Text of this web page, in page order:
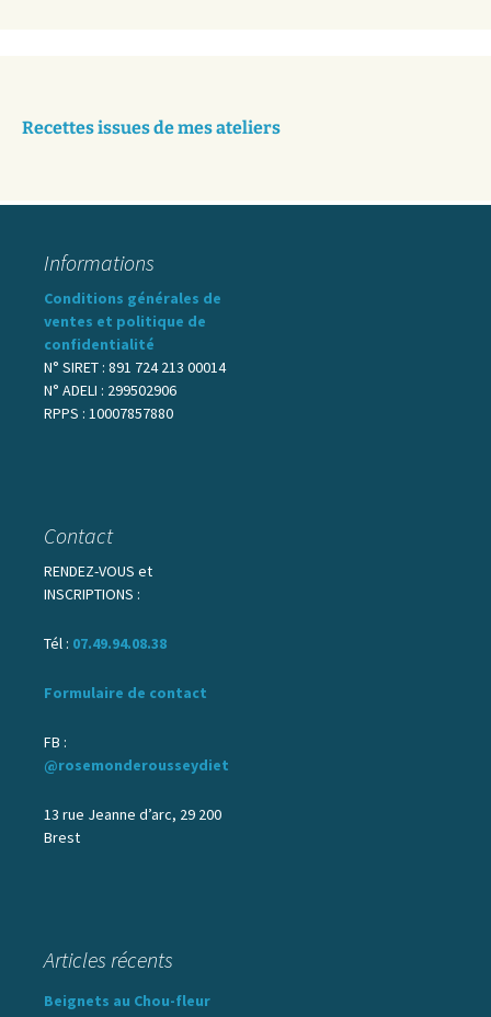
Recettes issues de mes ateliers
Informations
Conditions générales de
ventes et politique de
confidentialité
N° SIRET : 891 724 213 00014
N° ADELI : 299502906
RPPS : 10007857880
Contact
RENDEZ-VOUS et
INSCRIPTIONS :
Tél : 07.49.94.08.38
Formulaire de contact
FB :
@rosemonderousseydiet
13 rue Jeanne d’arc, 29 200
Brest
Articles récents
Beignets au Chou-fleur